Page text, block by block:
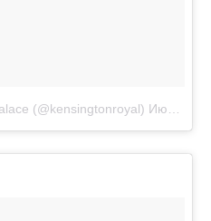
(@kensingtonroyal) Июл 17 2017 в 9:34 PDT